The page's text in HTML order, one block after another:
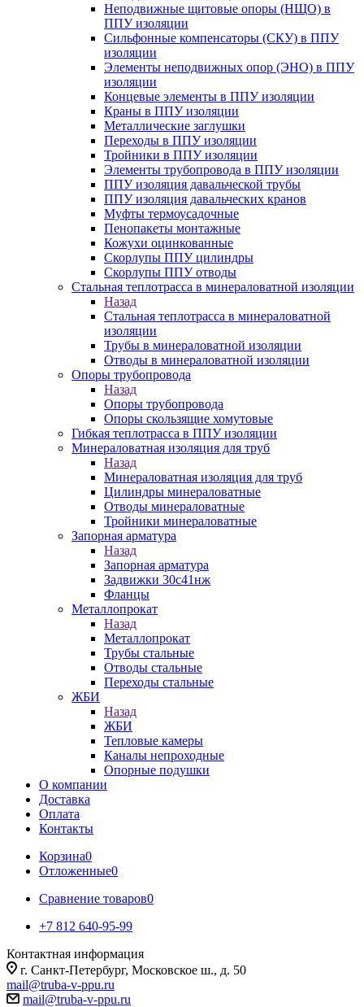
Неподвижные щитовые опоры (НЩО) в
ППУ изоляции
Cильфонные компенсаторы (СКУ) в ППУ
изоляции
Элементы неподвижных опор (ЭНО) в ППУ
изоляции
Концевые элементы в ППУ изоляции
Краны в ППУ изоляции
Металлические заглушки
Переходы в ППУ изоляции
Тройники в ППУ изоляции
Элементы трубопровода в ППУ изоляции
ППУ изоляция давальческой трубы
ППУ изоляция давальческих кранов
Муфты термоусадочные
Пенопакеты монтажные
Кожухи оцинкованные
Скорлупы ППУ цилиндры
Скорлупы ППУ отводы
Стальная теплотрасса в минераловатной изоляции
Назад
Стальная теплотрасса в минераловатной
изоляции
Трубы в минераловатной изоляции
Отводы в минераловатной изоляции
Опоры трубопровода
Назад
Опоры трубопровода
Опоры скользящие хомутовые
Гибкая теплотрасса в ППУ изоляции
Минераловатная изоляция для труб
Назад
Минераловатная изоляция для труб
Цилиндры минераловатные
Отводы минераловатные
Тройники минераловатные
Запорная арматура
Назад
Запорная арматура
Задвижки 30с41нж
Фланцы
Металлопрокат
Назад
Металлопрокат
Трубы стальные
Отводы стальные
Переходы стальные
ЖБИ
Назад
ЖБИ
Тепловые камеры
Каналы непроходные
Опорные подушки
О компании
Доставка
Оплата
Контакты
Корзина0
Отложенные0
Сравнение товаров0
+7 812 640-95-99
Контактная информация
г. Санкт-Петербург, Московское ш., д. 50
mail@truba-v-ppu.ru
mail@truba-v-ppu.ru